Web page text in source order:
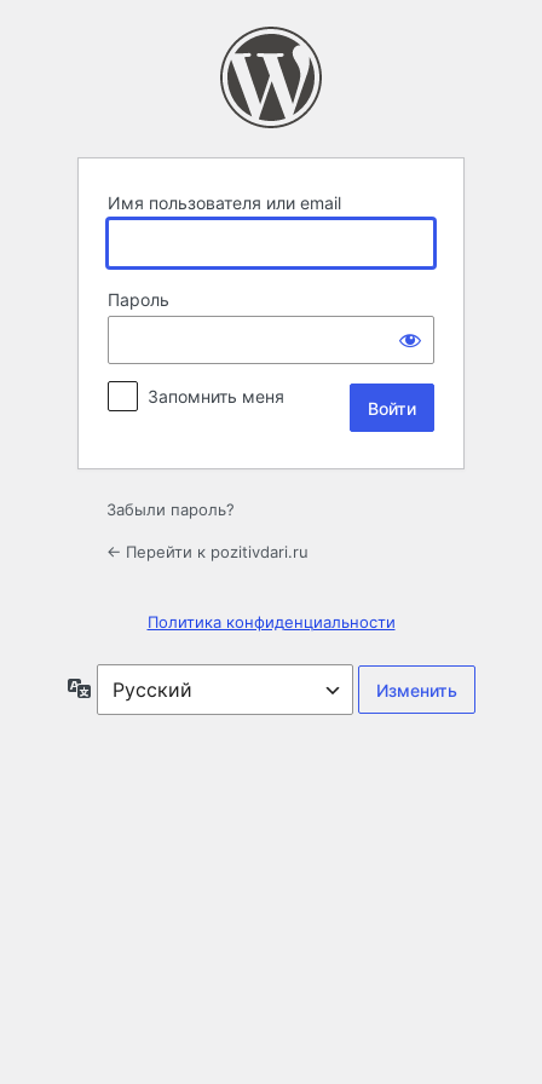
Имя пользователя или email
Пароль
Запомнить меня
Забыли пароль?
← Перейти к pozitivdari.ru
Политика конфиденциальности
Язык